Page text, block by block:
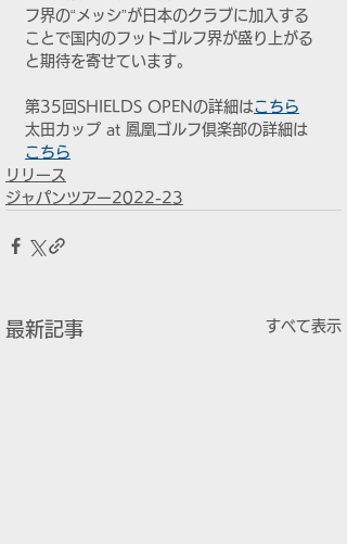
フ界の“メッシ”が日本のクラブに加入する
ことで国内のフットゴルフ界が盛り上がる
と期待を寄せています。
第35回SHIELDS OPENの詳細は こちら
太田カップ at 鳳凰ゴルフ倶楽部の詳細は
こちら
リリース
ジャパンツアー2022-23
最新記事 すべて表示